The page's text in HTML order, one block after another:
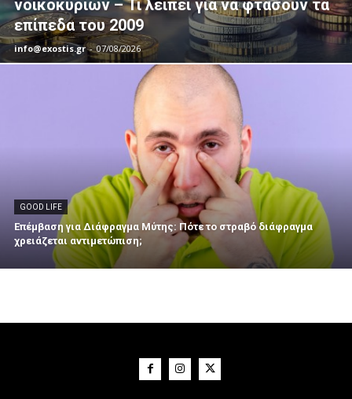
νοικοκυριών – Τι λείπει για να φτάσουν τα
επίπεδα του 2009
info@exostis.gr - 07/08/2026
GOOD LIFE
Επέμβαση για Διάφραγμα Μύτης: Πότε το στραβό διάφραγμα
χρειάζεται αντιμετώπιση;